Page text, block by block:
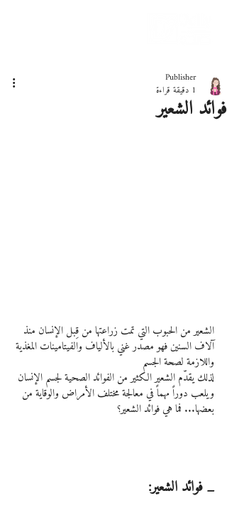
فوائد الشعير
Publisher
1 دقيقة قراءة
الشعير من الحبوب التي تمت زراعتها من قِبل الإنسان منذ
آلاف السنين فهو مصدر غني بالألياف والفيتامينات المغذية
واللازمة لصحة الجسم
لذلك يقدّم الشعير الكثير من الفوائد الصحية لجسم الإنسان
ويلعب دوراً مهماً في معالجة مختلف الأمراض والوقاية من
بعضها... فما هي فوائد الشعير؟
_ فوائد الشعير: